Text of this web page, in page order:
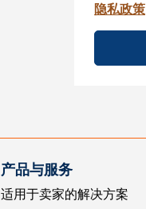
隐私政策
产品与服务
适用于卖家的解决方案